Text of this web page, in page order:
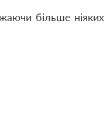
більше ніяких